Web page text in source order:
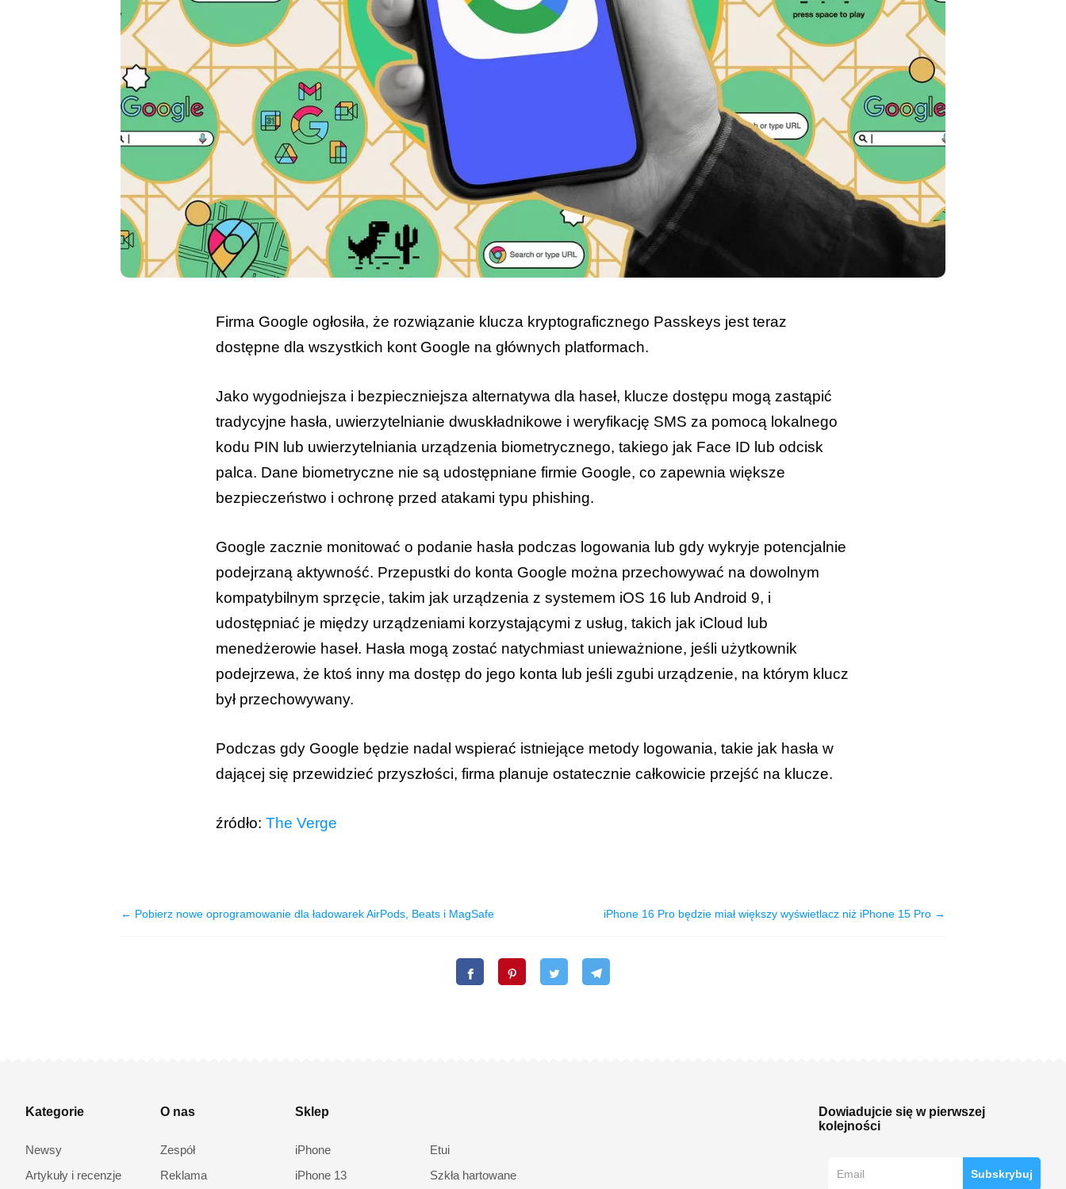
Firma Google ogłosiła, że rozwiązanie klucza kryptograficznego Passkeys jest teraz
dostępne dla wszystkich kont Google na głównych platformach.
Jako wygodniejsza i bezpieczniejsza alternatywa dla haseł, klucze dostępu mogą zastąpić
tradycyjne hasła, uwierzytelnianie dwuskładnikowe i weryfikację SMS za pomocą lokalnego
kodu PIN lub uwierzytelniania urządzenia biometrycznego, takiego jak Face ID lub odcisk
palca. Dane biometryczne nie są udostępniane firmie Google, co zapewnia większe
bezpieczeństwo i ochronę przed atakami typu phishing.
Google zacznie monitować o podanie hasła podczas logowania lub gdy wykryje potencjalnie
podejrzaną aktywność. Przepustki do konta Google można przechowywać na dowolnym
kompatybilnym sprzęcie, takim jak urządzenia z systemem iOS 16 lub Android 9, i
udostępniać je między urządzeniami korzystającymi z usług, takich jak iCloud lub
menedżerowie haseł. Hasła mogą zostać natychmiast unieważnione, jeśli użytkownik
podejrzewa, że ktoś inny ma dostęp do jego konta lub jeśli zgubi urządzenie, na którym klucz
był przechowywany.
Podczas gdy Google będzie nadal wspierać istniejące metody logowania, takie jak hasła w
dającej się przewidzieć przyszłości, firma planuje ostatecznie całkowicie przejść na klucze.
źródło: The Verge
← Pobierz nowe oprogramowanie dla ładowarek AirPods, Beats i MagSafe iPhone 16 Pro będzie miał większy wyświetlacz niż iPhone 15 Pro →
Kategorie
Newsy
Artykuły i recenzje
O nas
Zespół
Reklama
Sklep
iPhone
iPhone 13
Etui
Szkła hartowane
Dowiadujcie się w pierwszej
kolejności
Subskrybuj